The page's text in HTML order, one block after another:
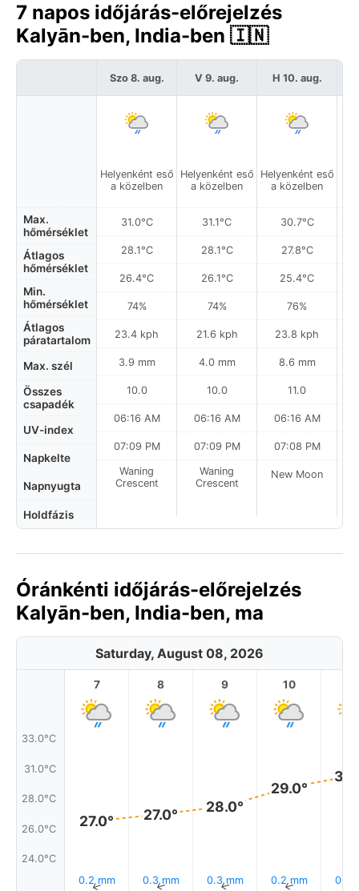
7 napos időjárás-előrejelzés
Kalyān-ben, India-ben 🇮🇳
Max.
hőmérséklet
Átlagos
hőmérséklet
Min.
hőmérséklet
Átlagos
páratartalom
Max. szél
Összes
csapadék
UV-index
Napkelte
Napnyugta
Holdfázis
Szo 8. aug.
Helyenként eső
a közelben
31.0°C
28.1°C
26.4°C
74%
23.4 kph
3.9 mm
10.0
06:16 AM
07:09 PM
Waning
Crescent
V 9. aug.
Helyenként eső
a közelben
31.1°C
28.1°C
26.1°C
74%
21.6 kph
4.0 mm
10.0
06:16 AM
07:09 PM
Waning
Crescent
H 10. aug.
Helyenként eső
a közelben
30.7°C
27.8°C
25.4°C
76%
23.8 kph
8.6 mm
11.0
06:16 AM
07:08 PM
New Moon
Óránkénti időjárás-előrejelzés
Kalyān-ben, India-ben, ma
Saturday, August 08, 2026
33.0°C
31.0°C
28.0°C
26.0°C
24.0°C
7
27.0°
0.2 mm
↑
8
27.0°
0.3 mm
↑
9
28.0°
0.3 mm
↑
10
29.0°
0.2 mm
↑ 0.2